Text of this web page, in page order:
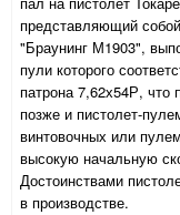
представляющий
"Браунинг М1903",
пули которого
патрона 7,62х54Р, что
позже и пистолет-
винтовочных или
высокую начальную
Достоинствами
в производстве.